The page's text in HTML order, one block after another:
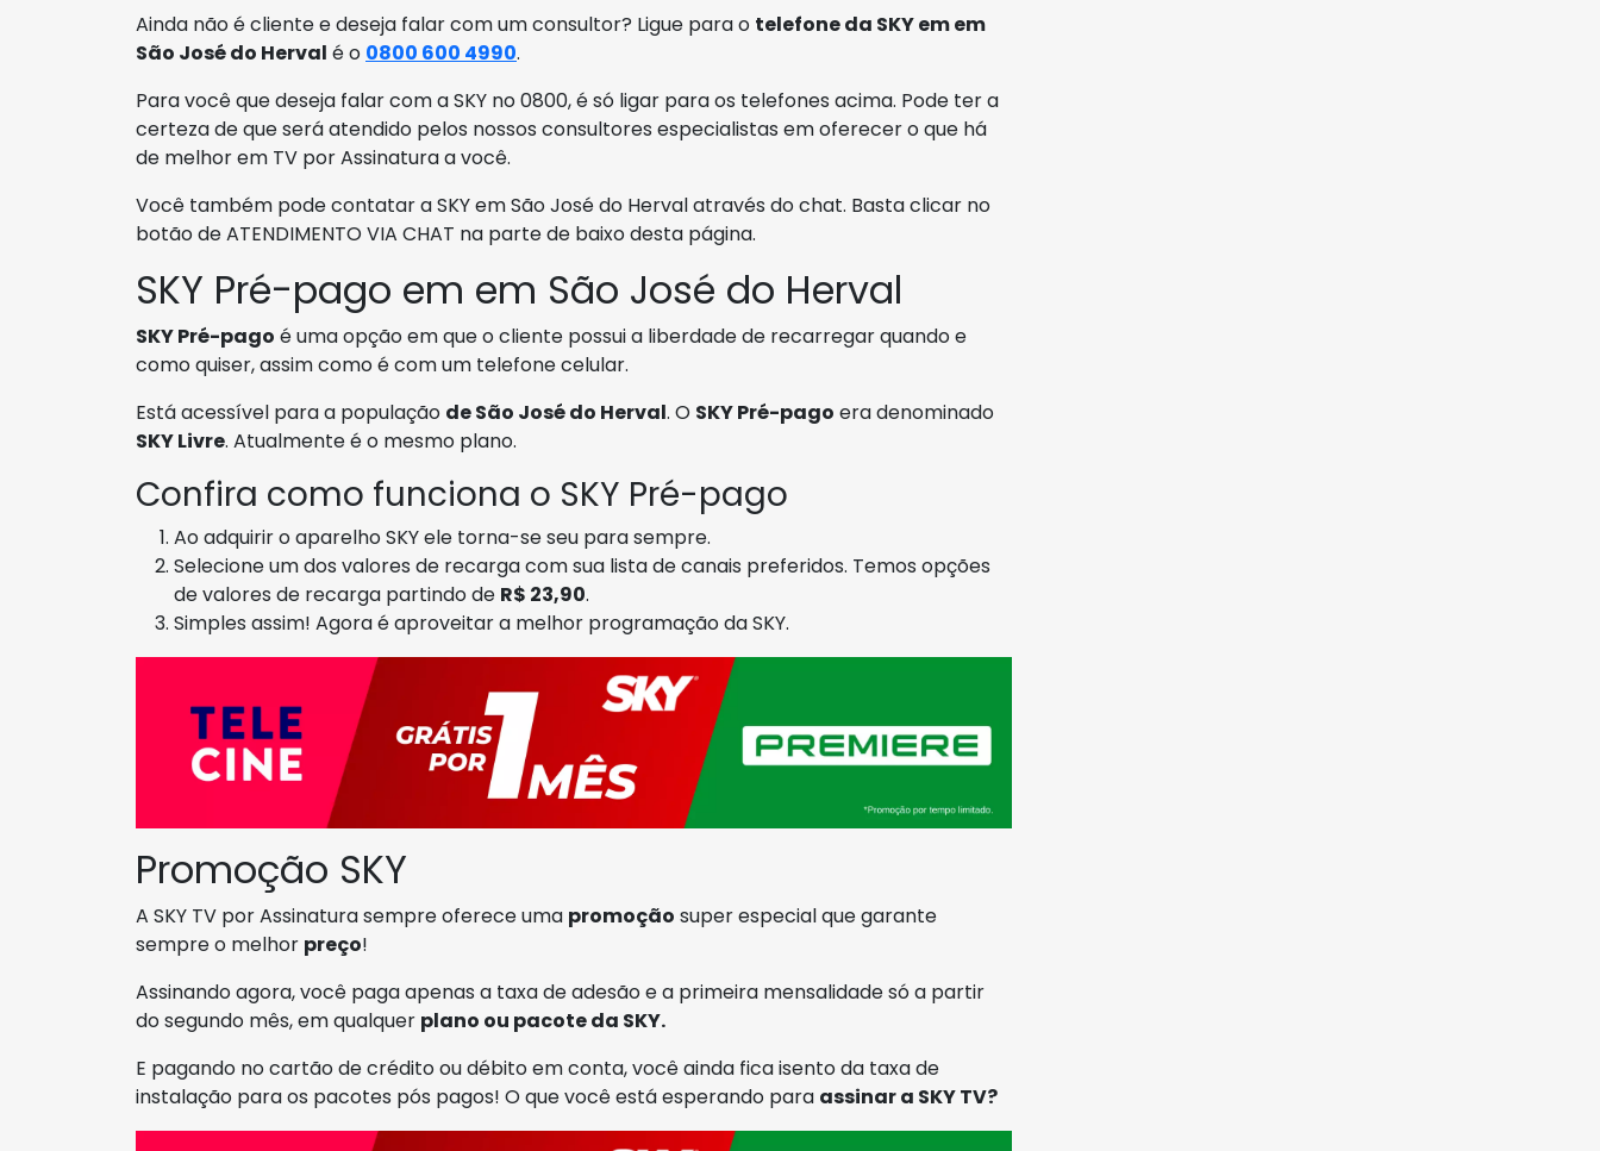
Ainda não é cliente e deseja falar com um consultor? Ligue para o telefone da SKY em em
São José do Herval é o 0800 600 4990.
Para você que deseja falar com a SKY no 0800, é só ligar para os telefones acima. Pode ter a
certeza de que será atendido pelos nossos consultores especialistas em oferecer o que há
de melhor em TV por Assinatura a você.
Você também pode contatar a SKY em São José do Herval através do chat. Basta clicar no
botão de ATENDIMENTO VIA CHAT na parte de baixo desta página.
SKY Pré-pago em em São José do Herval
SKY Pré-pago é uma opção em que o cliente possui a liberdade de recarregar quando e
como quiser, assim como é com um telefone celular.
Está acessível para a população de São José do Herval. O SKY Pré-pago era denominado
SKY Livre. Atualmente é o mesmo plano.
Confira como funciona o SKY Pré-pago
Ao adquirir o aparelho SKY ele torna-se seu para sempre.
Selecione um dos valores de recarga com sua lista de canais preferidos. Temos opções
de valores de recarga partindo de R$ 23,90.
Simples assim! Agora é aproveitar a melhor programação da SKY.
Promoção SKY
A SKY TV por Assinatura sempre oferece uma promoção super especial que garante
sempre o melhor preço!
Assinando agora, você paga apenas a taxa de adesão e a primeira mensalidade só a partir
do segundo mês, em qualquer plano ou pacote da SKY.
E pagando no cartão de crédito ou débito em conta, você ainda fica isento da taxa de
instalação para os pacotes pós pagos! O que você está esperando para assinar a SKY TV?